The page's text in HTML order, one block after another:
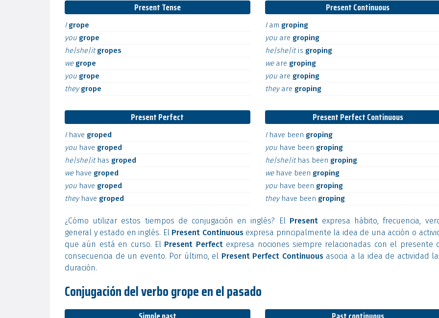
Present Tense
I grope
you grope
he|she|itgropes
we grope
you grope
theygrope
Present Continuous
I am groping
you are groping
he|she|itis groping
we are groping
you are groping
theyare groping
Present Perfect
I have groped
you have groped
he|she|it has groped
we have groped
you have groped
they have groped
Present Perfect Continuous
I have been groping
you have been groping
he|she|it has been groping
we have been groping
you have been groping
they have been groping
¿Cómo utilizar estos tiempos de conjugación en inglés? El Presentexpresa hábito, frecuencia,
general y estado en inglés. El Present Continuousexpresa principalmente la idea de una acción o
que aún está en curso. El Present Perfectexpresa nociones siempre relacionadas con el presente
consecuencia de un evento. Por último, el Present Perfect Continuousasocia a la idea de actividad
duración.
Conjugación del verbo grope en el pasado